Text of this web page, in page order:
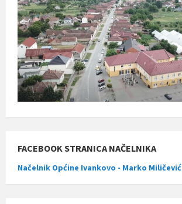
FACEBOOK STRANICA NAČELNIKA
Načelnik Općine Ivankovo - Marko Miličević